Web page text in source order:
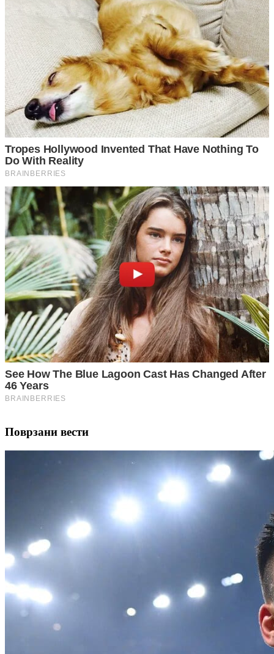
Поврзани вести